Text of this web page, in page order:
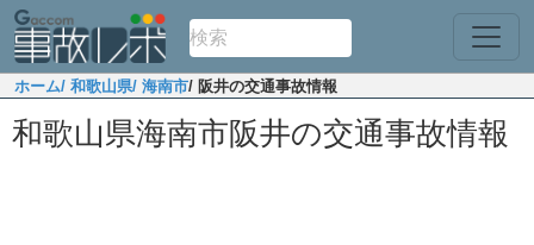
ホーム/ 和歌山県/ 海南市/ 阪井の交通事故情報
和歌山県海南市阪井の交通事故情報